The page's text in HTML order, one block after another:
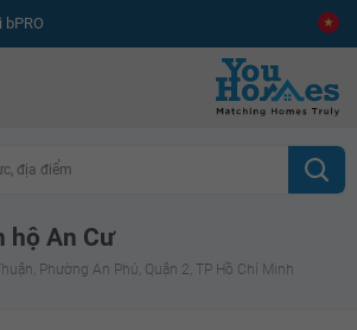
bPRO
địa điểm
hộ An Cư
Phường An Phú, Quận 2, TP Hồ Chí Minh